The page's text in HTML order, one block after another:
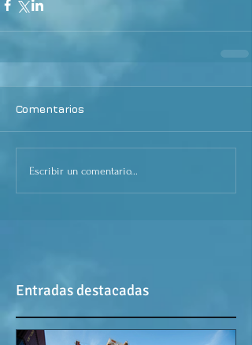
Comentarios
Escribir un comentario...
Entradas destacadas